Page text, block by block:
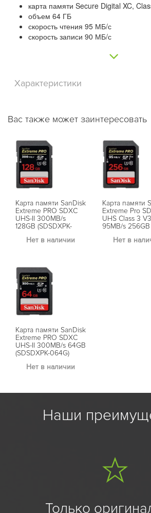
карта памяти Secure Digital XC,
объем 64 ГБ
скорость чтения 95 МБ/с
скорость записи 90 МБ/с
Характеристики
Вас также может заинтересовать
Карта памяти SanDisk
Extreme PRO SDXC
UHS-II 300MB/s
128GB (SDSDXPK-
Нет в наличии
Карта памяти SanDisk
Extreme PRO SDXC
UHS-II 300MB/s 64GB
(SDSDXPK-064G)
Нет в наличии
Карта памяти
Extreme Pro
UHS Class 3
95MB/s 256GB
Нет в
Наши
Только